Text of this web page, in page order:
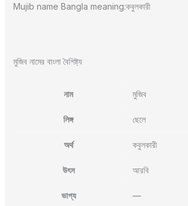
Mujib name Bangla meaning:কবুলকারী
মুজিব নামের বাংলা বৈশিষ্ট্য
নাম মুজিব
লিঙ্গ ছেলে
অর্থ কবুলকারী
উৎস আরবি
ভাগ্য —